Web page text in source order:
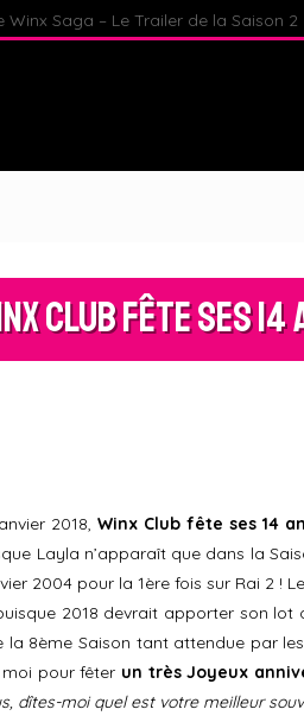
Winx Saga – Le Trailer de la Saison
Club Fête ses 14
2018,Winx Club fête ses 14
Layla n’apparaît que dans la
2004 pour la 1ère fois sur Rai 2 !
2018 devrait apporter son lot
8ème Saison tant attendue par
pour fêter un très Joyeux
dîtes-moi quel est votre meilleur